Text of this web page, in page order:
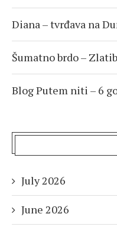
Diana – tvrđava na
Šumatno brdo –
Blog Putem niti – 6
July 2026
June 2026